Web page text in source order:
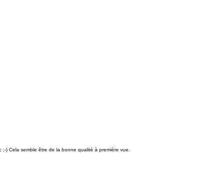
) Cela semble être de la bonne qualité à première vue.